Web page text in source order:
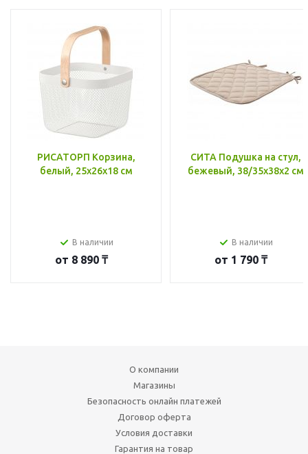
РИСАТОРП Корзина,
белый, 25x26x18 см
В наличии
от 8 890 ₸
СИТА Подушка на стул,
бежевый, 38/35x38x2 см
В наличии
от 1 790 ₸
О компании
Магазины
Безопасность онлайн платежей
Договор оферта
Условия доставки
Гарантия на товар